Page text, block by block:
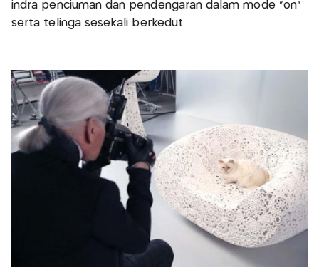
indra penciuman dan pendengaran dalam mode "on"
serta telinga sesekali berkedut.